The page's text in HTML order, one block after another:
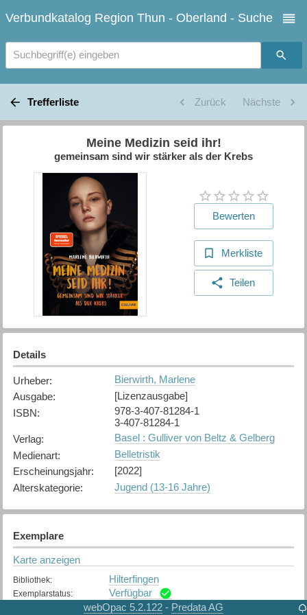
Verbundkatalog Region Thun - Oberland - Suche
Suchbegriff(e) eingeben
Trefferliste Zurück Nächste
Meine Medizin seid ihr!
gemeinsam sind wir stärker als der Krebs
Bewerten
Merkliste
Teilen
Details
Urheber:
Bierwirth, Marlene
Ausgabe:
[Lizenzausgabe]
ISBN:
978-3-407-81284-1
3-407-81284-1
Verlag:
Basel : Gulliver von Beltz & Gelberg
Medienart:
Belletristik
Erscheinungsjahr:
[2022]
Alterskategorie: Jugend (13-16 Jahre)
Exemplare
Karte anzeigen
Bibliothek: Hilterfingen
Exemplarstatus: Verfügbar
webOpac 5.2.122 - Predata AG